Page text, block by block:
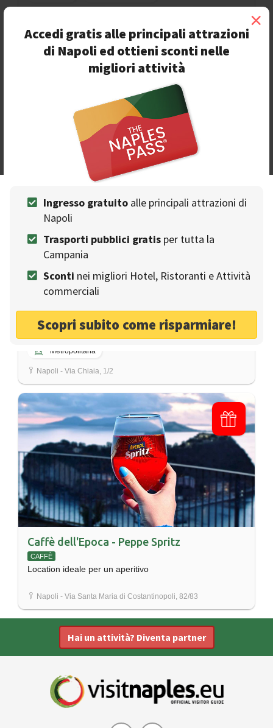
Accedi gratis alle principali attrazioni
di Napoli ed ottieni sconti nelle
migliori attività
Ingresso gratuito alle principali attrazioni di
Napoli
Trasporti pubblici gratis per tutta la
Campania
Sconti nei migliori Hotel, Ristoranti e Attività
commerciali
Scopri subito come risparmiare!
×
Insalata Metropolitana
Tavoli all'aperto All'aperto
Napoli - Largo Regina Coeli, 4
Gran Caffè Gambrinus
CAFFÈ
La pasticceria e caffetteria più antica di Napoli
Eventi aziendali
Visa Gruppi Cerimonie
Famiglia Single Mastercard
Metropolitana
Napoli - Via Chiaia, 1/2
Caffè dell'Epoca - Peppe Spritz
CAFFÈ
Location ideale per un aperitivo
Napoli - Via Santa Maria di Costantinopoli, 82/83
Hai un attività? Diventa partner